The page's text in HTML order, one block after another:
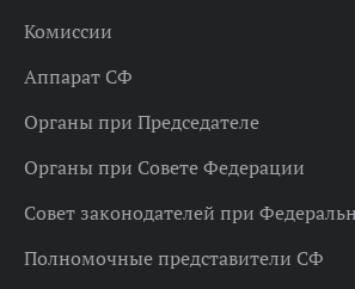
Комиссии
Аппарат СФ
Органы при Председателе
Органы при Совете Федерации
Совет законодателей при
Полномочные представители СФ